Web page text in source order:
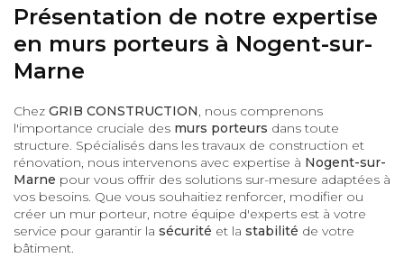
Présentation de notre expertise
en murs porteurs à Nogent-sur-
Marne
Chez GRIB CONSTRUCTION, nous comprenons
l'importance cruciale des murs porteurs dans toute
structure. Spécialisés dans les travaux de construction et
rénovation, nous intervenons avec expertise à Nogent-sur-
Marne pour vous offrir des solutions sur-mesure adaptées à
vos besoins. Que vous souhaitiez renforcer, modifier ou
créer un mur porteur, notre équipe d'experts est à votre
service pour garantir la sécurité et la stabilité de votre
bâtiment.